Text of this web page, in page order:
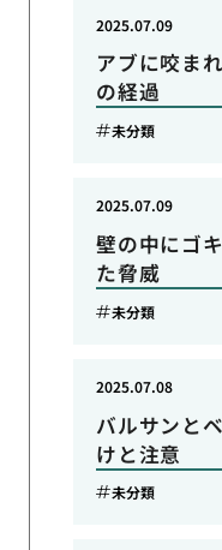
アブに咬ま
の経過
2025.07.09
未分類
壁の中にゴ
た脅威
2025.07.09
未分類
バルサンと
けと注意
2025.07.08
未分類